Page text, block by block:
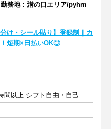
地：溝の口エリア/pyhm
分け・シール貼り】登録制｜カ
短期×日払いOK◎
週3日以上 1日6時間以上 シフト自由・自己申告